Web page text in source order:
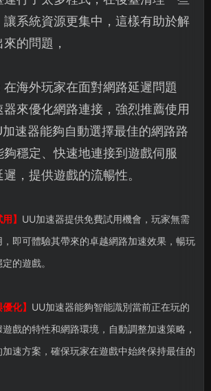
系統資源更集中，這樣有助於解
的問題，
在海外玩家在面對網路延遲問題
來優化網路連接，強烈推薦使用
速器能夠自動選擇最佳的網路路
穩定、快速地連接到遊戲伺服
，提供遊戲的流暢性。
】 UU加速器提供免費試用機會，玩家無需
即可體驗其帶來的卓越網路加速效果，暢玩
的遊戲。
化】 UU加速器能夠智能識別當前正在玩的
戲的特性和網路環境，自動調整加速策略，
速方案，確保玩家在遊戲中始終保持最佳的